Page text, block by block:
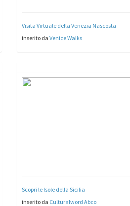
Visita Virtuale della Venezia Nascosta
inserito da Venice Walks
Scopri le Isole della Sicilia
inserito da Culturalword Abco